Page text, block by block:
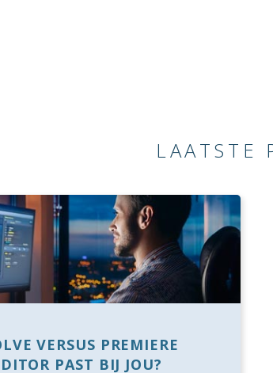
LAATSTE
VERSUS PREMIERE
PAST BIJ JOU?